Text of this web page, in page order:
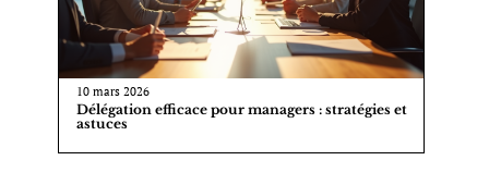
10 mars 2026
Délégation efficace pour managers : stratégies et
astuces